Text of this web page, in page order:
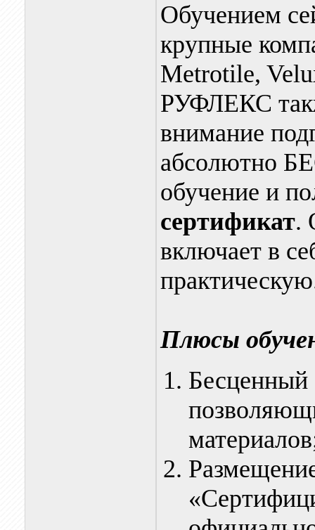
Обучением
крупные
Metrotile,
РУФЛЕКС
внимание
абсолютно
обучение и
сертификат.
включает в
Плюсы
Бесценный